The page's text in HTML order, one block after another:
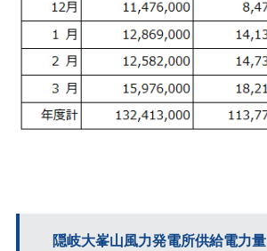
隠岐大峯山風力発電所供給電力量